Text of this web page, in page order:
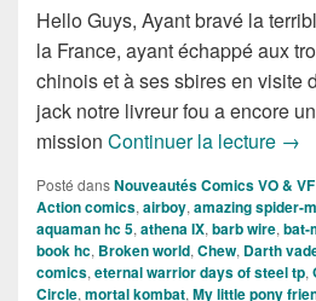
Hello Guys, Ayant bravé la
la France, ayant échappé aux
chinois et à ses sbires en visite
jack notre livreur fou a encore
mission Continuer la lecture →
Posté dansNouveautés Comics VO & VF
Action comics, airboy, amazing spider-
aquaman hc 5, athena IX, barb wire, bat-
book hc, Broken world, Chew, Darth
comics, eternal warrior days of steel tp,
Circle, mortal kombat, My little pony